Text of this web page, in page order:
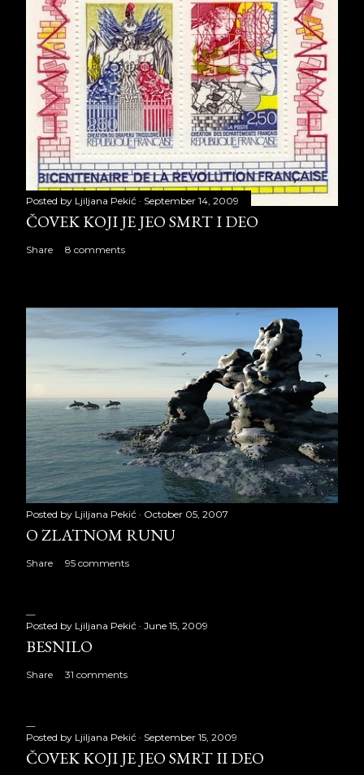
Posted by Ljiljana Pekić September 14, 2009
ČOVEK KOJI JE JEO SMRT I DEO
Share 8 comments
Posted by Ljiljana Pekić October 05, 2007
O ZLATNOM RUNU
Share 95 comments
Posted by Ljiljana Pekić June 15, 2009
BESNILO
Share 31 comments
Posted by Ljiljana Pekić September 15, 2009
ČOVEK KOJI JE JEO SMRT II DEO